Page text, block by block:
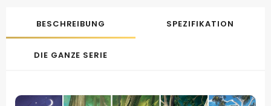
BESCHREIBUNG SPEZIFIKATION
DIE GANZE SERIE